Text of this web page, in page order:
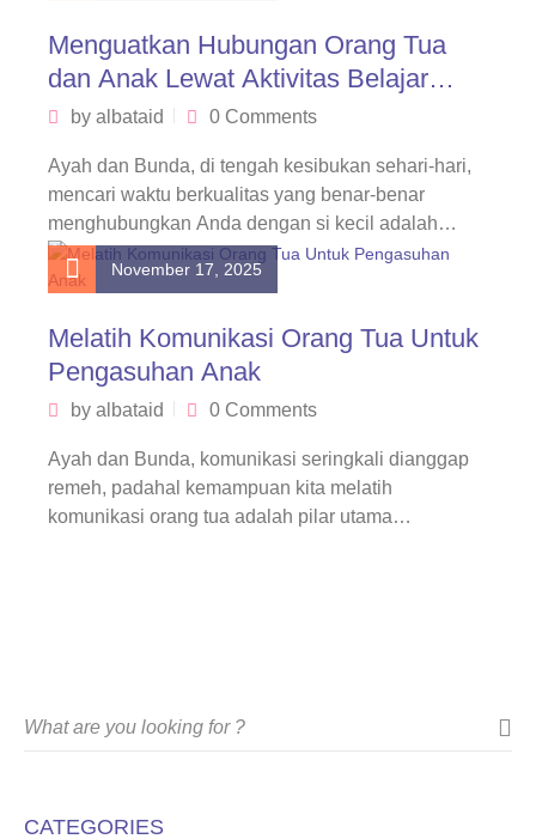
Menguatkan Hubungan Orang Tua
dan Anak Lewat Aktivitas Belajar
Islam Bersama
by albataid 0 Comments
Ayah dan Bunda, di tengah kesibukan sehari-hari,
mencari waktu berkualitas yang benar-benar
menghubungkan Anda dengan si kecil adalah
tantangan tersendiri….
November 17, 2025
Melatih Komunikasi Orang Tua Untuk
Pengasuhan Anak
by albataid 0 Comments
Ayah dan Bunda, komunikasi seringkali dianggap
remeh, padahal kemampuan kita melatih
komunikasi orang tua adalah pilar utama
CATEGORIES